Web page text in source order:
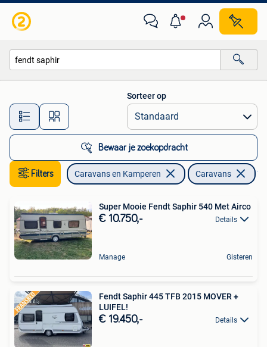
Alle afstanden…
Sorteer op
Bewaar je zoekopdracht
Filters Caravans en Kamperen Caravans
Super Mooie Fendt Saphir 540 Met Airco
€ 10.750,- Details
Manage Gisteren
Fendt Saphir 445 TFB 2015 MOVER +
LUIFEL!
€ 19.450,- Details